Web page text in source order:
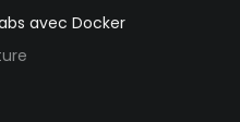
avec Docker